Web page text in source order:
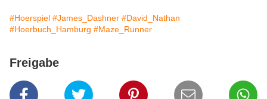
#Hoerspiel #James_Dashner #David_Nathan
#Hoerbuch_Hamburg #Maze_Runner
Freigabe